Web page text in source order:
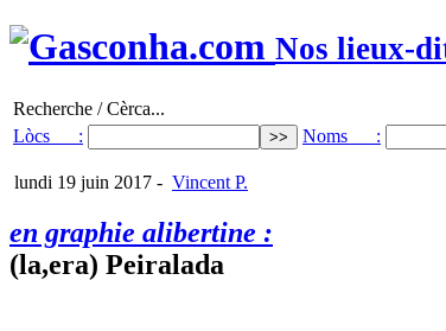
Nos lieux-
Recherche / Cèrca...
Lòcs :
Noms :
lundi 19 juin 2017 - Vincent P.
en graphie alibertine :
(la,era) Peiralada